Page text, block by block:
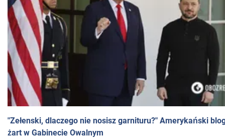
"Zełenski, dlaczego nie nosisz garnituru?" Amerykański
żart w Gabinecie Owalnym